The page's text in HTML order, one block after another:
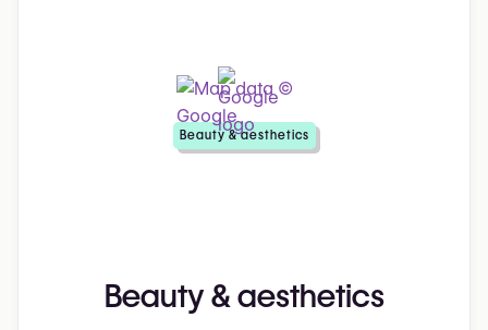
Beauty & aesthetics
Beauty & aesthetics